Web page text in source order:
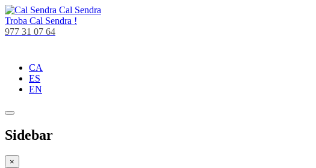
Cal Sendra
Troba Cal Sendra !
977 31 07 64
CA
ES
EN
Sidebar
×